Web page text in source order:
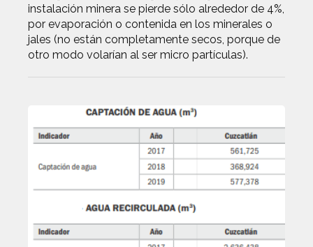
instalación minera se pierde sólo alrededor de 4%,
por evaporación o contenida en los minerales o
jales (no están completamente secos, porque de
otro modo volarían al ser micro partículas).